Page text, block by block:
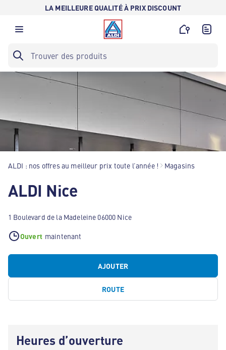
LA MEILLEURE QUALITÉ À PRIX DISCOUNT
ALDI : nos offres au meilleur prix toute l’année ! Magasins
ALDI Nice
1 Boulevard de la Madeleine 06000 Nice
Ouvert maintenant
AJOUTER
ROUTE
Heures d’ouverture